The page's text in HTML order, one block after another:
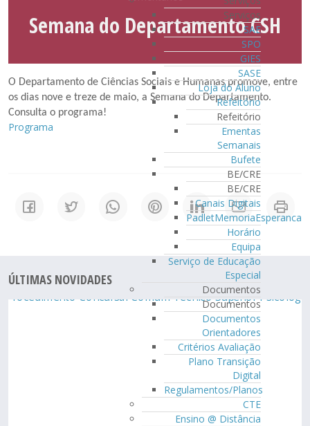
Serviços
SAE
SPO
GIES
SASE
Loja do Aluno
Refeitório
Refeitório
Ementas
Semanais
Bufete
BE/CRE
BE/CRE
Canais Digitais
PadletMemoriaEsperanca
Horário
Equipa
Serviço de Educação
Especial
Documentos
Documentos
Documentos
Orientadores
Critérios Avaliação
Plano Transição
Digital
Regulamentos/Planos
CTE
Ensino @ Distância
Semana do Departamento CSH
O Departamento de Ciências Sociais e Humanas promove, entre
os dias nove e treze de maio, a Semana do Departamento.
Consulta o programa!
Programa
ÚLTIMAS NOVIDADES